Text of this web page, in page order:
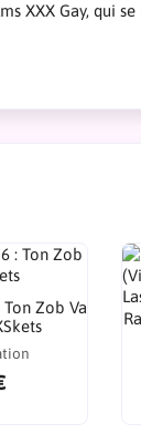
XXX Gay, qui
Zob Va